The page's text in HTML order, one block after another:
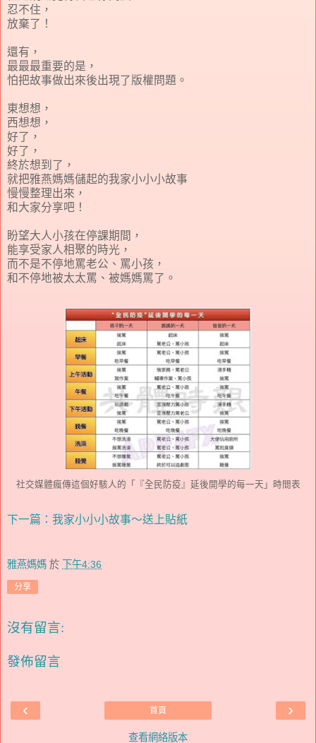
忍不住，
放棄了！
還有，
最最最重要的是，
怕把故事做出來後出現了版權問題。
東想想，
西想想，
好了，
好了，
終於想到了，
就把雅燕媽媽儲起的我家小小小故事
慢慢整理出來，
和大家分享吧！
盼望大人小孩在停課期間，
能享受家人相聚的時光，
而不是不停地罵老公、罵小孩，
和不停地被太太罵、被媽媽罵了。
社交媒體瘋傳這個好駭人的「『全民防疫』延後開學的每一天」時間表
下一篇：我家小小小故事～送上貼紙
雅燕媽媽 於 下午4:36
分享
沒有留言:
發佈留言
‹ ›
首頁
查看網絡版本